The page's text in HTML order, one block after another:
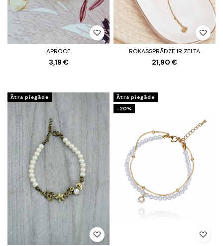
APROCE
3,19 €
ROKASSPRĀDZE IR ZELTA
21,90 €
Ātra piegāde
Ātra piegāde
-20%